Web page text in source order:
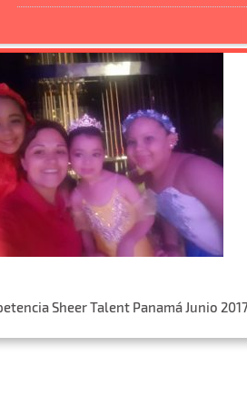
Sheer Talent Panamá Junio